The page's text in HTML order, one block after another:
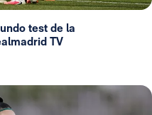
test de la
TV